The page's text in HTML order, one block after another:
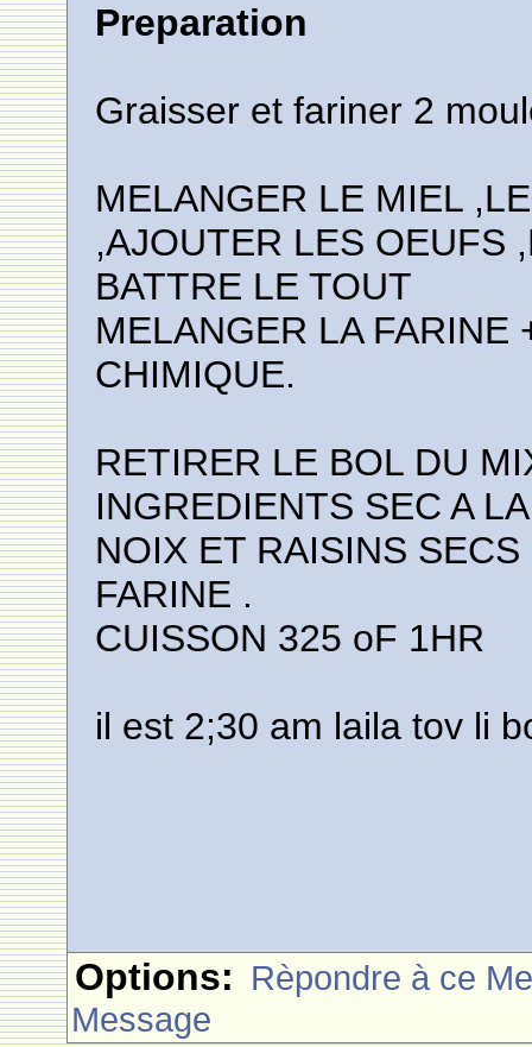
Preparation
Graisser et fariner 2
MELANGER LE MIEL
,AJOUTER LES OEUFS
BATTRE LE TOUT
MELANGER LA FARINE
CHIMIQUE.
RETIRER LE BOL DU
INGREDIENTS SEC A
NOIX ET RAISINS
FARINE .
CUISSON 325 oF 1HR
il est 2;30 am laila tov li
Options: Rèpondre à ce
Message